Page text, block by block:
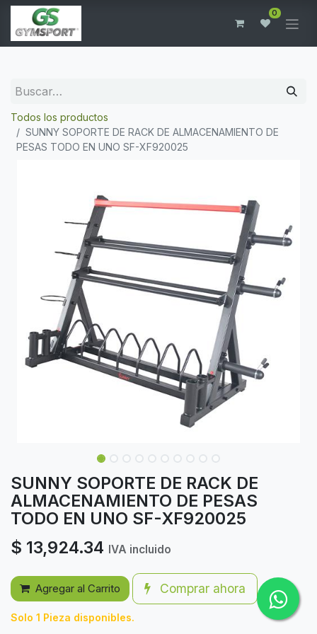
0
Todos los productos
SUNNY SOPORTE DE RACK DE ALMACENAMIENTO DE
PESAS TODO EN UNO SF-XF920025
SUNNY SOPORTE DE RACK DE
ALMACENAMIENTO DE PESAS
TODO EN UNO SF-XF920025
$ 13,924.34 IVA incluido
Agregar al Carrito Comprar ahora
Solo 1 Pieza disponibles.